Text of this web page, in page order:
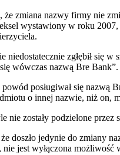
że zmiana nazwy firmy nie
wystawiony w roku
zgłębił się
wówczas nazwą Bre Bank”.
posługiwał się nazwą
o innej nazwie, niż on,
zostały podzielone przez
doszło jedynie do zmiany
jest wyłączona możliwość